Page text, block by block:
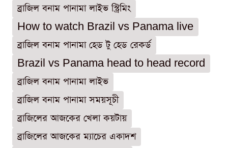
ব্রাজিল বনাম পানামা লাইভ স্ট্রিমিং
How to watch Brazil vs Panama live
ব্রাজিল বনাম পানামা হেড টু হেড রেকর্ড
Brazil vs Panama head to head record
ব্রাজিল বনাম পানামা লাইভ
ব্রাজিল বনাম পানামা সময়সূচী
ব্রাজিলের আজকের খেলা কয়টায়
ব্রাজিলের আজকের ম্যাচের একাদশ